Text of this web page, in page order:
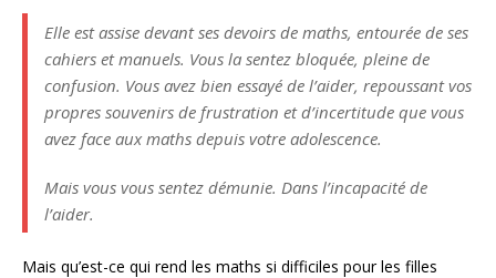
Elle est assise devant ses devoirs de maths, entourée de ses
cahiers et manuels. Vous la sentez bloquée, pleine de
confusion. Vous avez bien essayé de l’aider, repoussant vos
propres souvenirs de frustration et d’incertitude que vous
avez face aux maths depuis votre adolescence.
Mais vous vous sentez démunie. Dans l’incapacité de
l’aider.
Mais qu’est-ce qui rend les maths si difficiles pour les filles